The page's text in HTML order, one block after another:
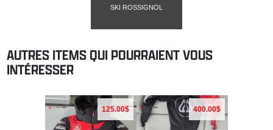
SKI ROSSIGNOL
AUTRES ITEMS QUI POURRAIENT VOUS
INTÉRESSER
125.00$ 400.00$